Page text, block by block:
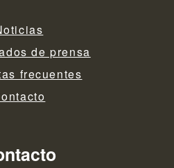
de prensa
frecuentes